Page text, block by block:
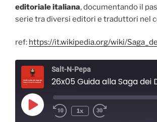
editoriale italiana, documentando il
serie tra diversi editori e traduttori nel
ref: https://it.wikipedia.org/wiki/
Salt-N-Pepa
Play
Episode
1x